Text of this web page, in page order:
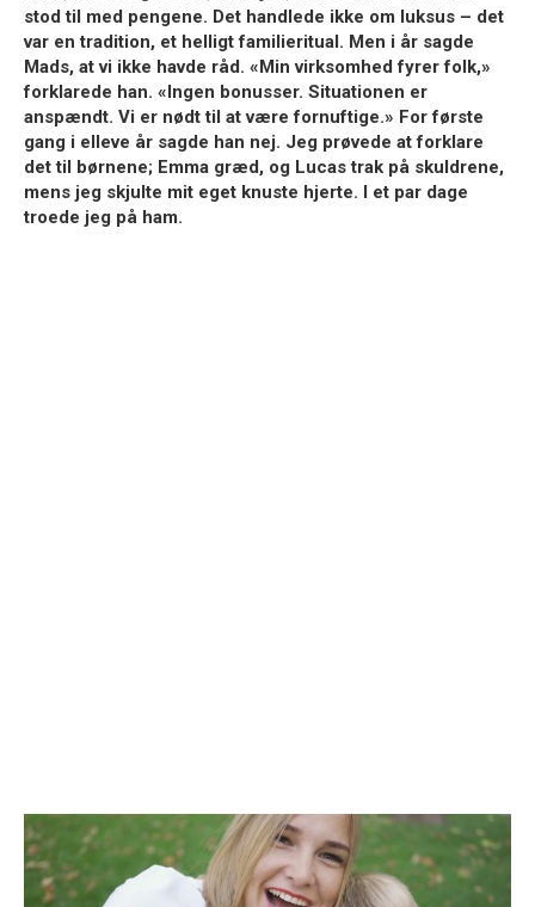
stod til med pengene. Det handlede ikke om luksus – det
var en tradition, et helligt familieritual. Men i år sagde
Mads, at vi ikke havde råd. «Min virksomhed fyrer folk,»
forklarede han. «Ingen bonusser. Situationen er
anspændt. Vi er nødt til at være fornuftige.» For første
gang i elleve år sagde han nej. Jeg prøvede at forklare
det til børnene; Emma græd, og Lucas trak på skuldrene,
mens jeg skjulte mit eget knuste hjerte. I et par dage
troede jeg på ham.